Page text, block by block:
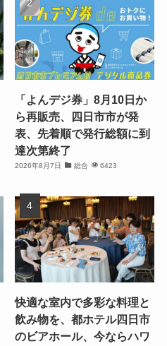
「よんデジ券」8月10日か
ら再販売、四日市市が発
表、先着順で発行総額に到
達次第終了
2026年8月7日 総合 6423
快適な室内で多彩な料理と
飲み物を、都ホテル四日市
のビアホール、今ならハワ